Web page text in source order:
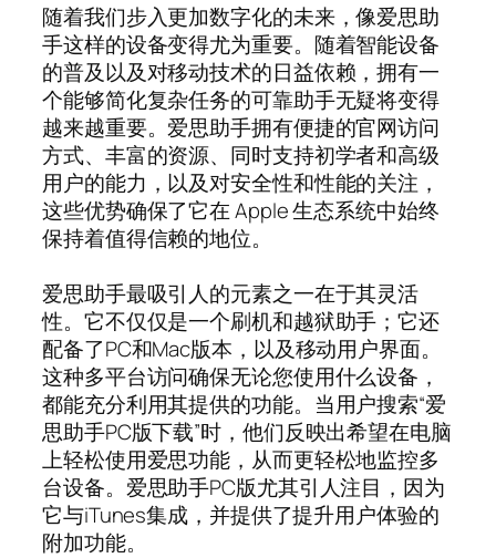
随着我们步入更加数字化的未来，像爱思助
手这样的设备变得尤为重要。随着智能设备
的普及以及对移动技术的日益依赖，拥有一
个能够简化复杂任务的可靠助手无疑将变得
越来越重要。爱思助手拥有便捷的官网访问
方式、丰富的资源、同时支持初学者和高级
用户的能力，以及对安全性和性能的关注，
这些优势确保了它在 Apple 生态系统中始终
保持着值得信赖的地位。
爱思助手最吸引人的元素之一在于其灵活
性。它不仅仅是一个刷机和越狱助手；它还
配备了PC和Mac版本，以及移动用户界面。
这种多平台访问确保无论您使用什么设备，
都能充分利用其提供的功能。当用户搜索“爱
思助手PC版下载”时，他们反映出希望在电脑
上轻松使用爱思功能，从而更轻松地监控多
台设备。爱思助手PC版尤其引人注目，因为
它与iTunes集成，并提供了提升用户体验的
附加功能。